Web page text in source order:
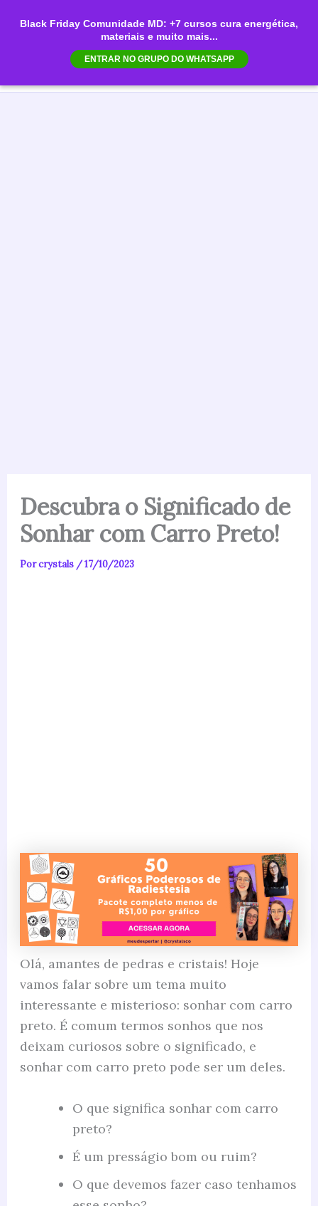
Black Friday Comunidade MD: +7 cursos cura energética,
materiais e muito mais...
ENTRAR NO GRUPO DO WHATSAPP
para
Descubra o Significado de
Sonhar com Carro Preto!
Porcrystals /17/10/2023
Olá, amantes de pedras e cristais! Hoje
vamos falar sobre um tema muito
interessante e misterioso: sonhar com carro
preto. É comum termos sonhos que nos
deixam curiosos sobre o significado, e
sonhar com carro preto pode ser um deles.
O que significa sonhar com carro
preto?
É um presságio bom ou ruim?
O que devemos fazer caso tenhamos